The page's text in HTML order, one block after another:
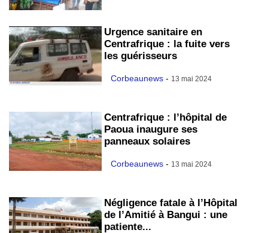
Urgence sanitaire en
Centrafrique : la fuite vers
les guérisseurs
Corbeaunews - 13 mai 2024
Centrafrique : l’hôpital de
Paoua inaugure ses
panneaux solaires
Corbeaunews - 13 mai 2024
Négligence fatale à l’Hôpital
de l’Amitié à Bangui : une
patiente...